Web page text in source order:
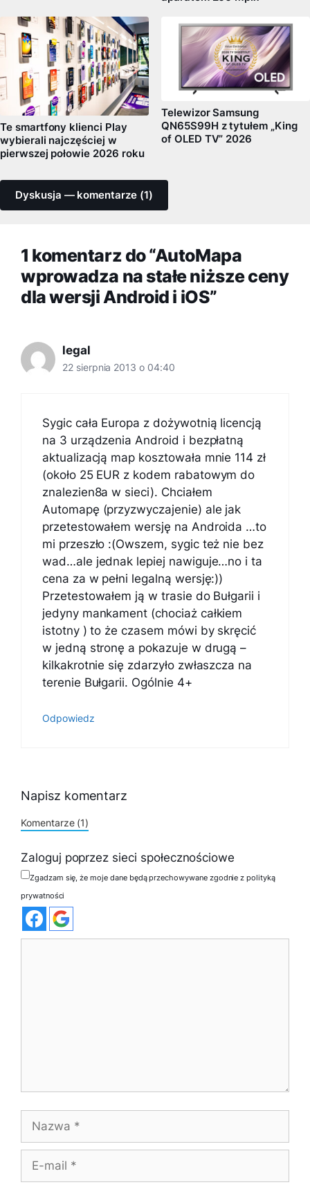
Te smartfony klienci Play
wybierali najczęściej w
pierwszej połowie 2026 roku
Telewizor Samsung
QN65S99H z tytułem „King
of OLED TV” 2026
Dyskusja — komentarze (1)
1 komentarz do “AutoMapa
wprowadza na stałe niższe ceny
dla wersji Android i iOS”
legal
22 sierpnia 2013 o 04:40
Sygic cała Europa z dożywotnią licencją
na 3 urządzenia Android i bezpłatną
aktualizacją map kosztowała mnie 114 zł
(około 25 EUR z kodem rabatowym do
znalezien8a w sieci). Chciałem
Automapę (przyzwyczajenie) ale jak
przetestowałem wersję na Androida …to
mi przeszło :(Owszem, sygic też nie bez
wad…ale jednak lepiej nawiguje…no i ta
cena za w pełni legalną wersję:))
Przetestowałem ją w trasie do Bułgarii i
jedyny mankament (chociaż całkiem
istotny ) to że czasem mówi by skręcić
w jedną stronę a pokazuje w drugą –
kilkakrotnie się zdarzyło zwłaszcza na
terenie Bułgarii. Ogólnie 4+
Odpowiedz
Napisz komentarz
Komentarze (1)
Zaloguj poprzez sieci społecznościowe
Zgadzam się, że moje dane będą przechowywane zgodnie z polityką
prywatności
mail